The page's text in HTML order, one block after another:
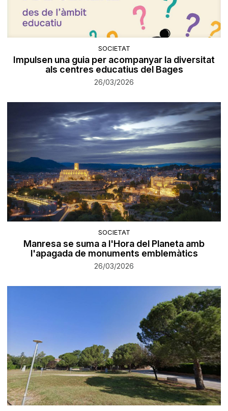
SOCIETAT
Impulsen una guia per acompanyar la diversitat
als centres educatius del Bages
26/03/2026
SOCIETAT
Manresa se suma a l'Hora del Planeta amb
l'apagada de monuments emblemàtics
26/03/2026